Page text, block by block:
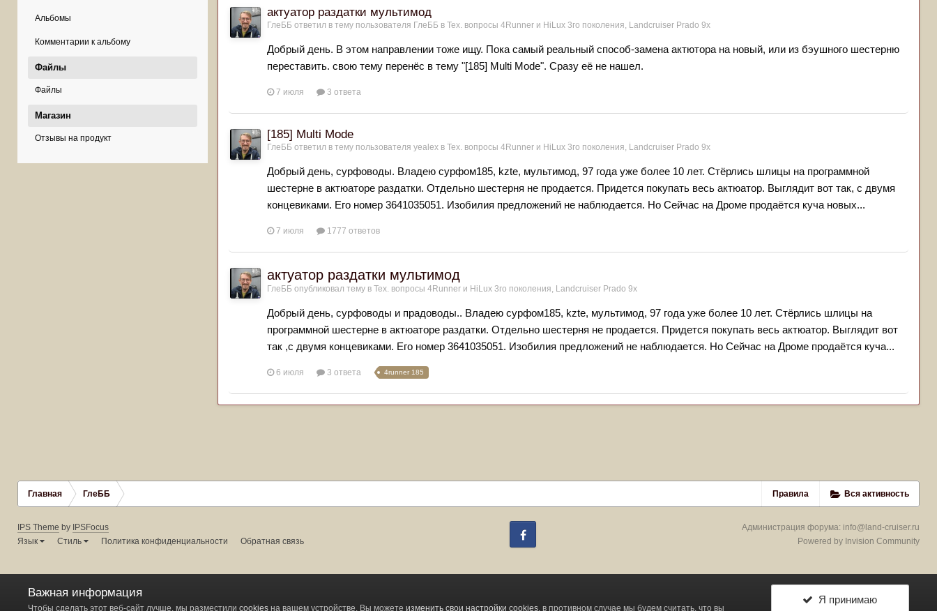
Альбомы
Комментарии к альбому
Файлы
Файлы
Магазин
Отзывы на продукт
актуатор раздатки мультимод
ГлеББ ответил в тему пользователя ГлеББ в Тех. вопросы 4Runner и HiLux 3го поколения, Landсruiser Prado 9x
Добрый день. В этом направлении тоже ищу. Пока самый реальный способ-замена актютора на новый, или из бэушного шестерню
переставить. свою тему перенёс в тему "[185] Multi Mode". Сразу её не нашел.
7 июля 3 ответа
[185] Multi Mode
ГлеББ ответил в тему пользователя yealex в Тех. вопросы 4Runner и HiLux 3го поколения, Landсruiser Prado 9x
Добрый день, сурфоводы. Владею сурфом185, kzte, мультимод, 97 года уже более 10 лет. Стёрлись шлицы на программной
шестерне в актюаторе раздатки. Отдельно шестерня не продается. Придется покупать весь актюатор. Выглядит вот так, с двумя
концевиками. Его номер 3641035051. Изобилия предложений не наблюдается. Но Сейчас на Дроме продаётся куча новых...
7 июля 1777 ответов
актуатор раздатки мультимод
ГлеББ опубликовал тему в Тех. вопросы 4Runner и HiLux 3го поколения, Landсruiser Prado 9x
Добрый день, сурфоводы и прадоводы.. Владею сурфом185, kzte, мультимод, 97 года уже более 10 лет. Стёрлись шлицы на
программной шестерне в актюаторе раздатки. Отдельно шестерня не продается. Придется покупать весь актюатор. Выглядит вот
так ,с двумя концевиками. Его номер 3641035051. Изобилия предложений не наблюдается. Но Сейчас на Дроме продаётся куча...
6 июля 3 ответа 4runner 185
Правила Вся активность
Главная ГлеББ
IPS Theme by IPSFocus
Язык
Стиль Политика конфиденциальности Обратная связь
Администрация форума: info@land-cruiser.ru
Powered by Invision Community
Важная информация
Чтобы сделать этот веб-сайт лучше, мы разместили cookies на вашем устройстве. Вы можете изменить свои настройки cookies, в противном случае мы будем считать, что вы
Я принимаю